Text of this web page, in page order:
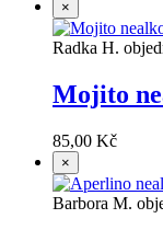
×
Radka H.
Mojito
85,00 Kč
×
Barbora M.